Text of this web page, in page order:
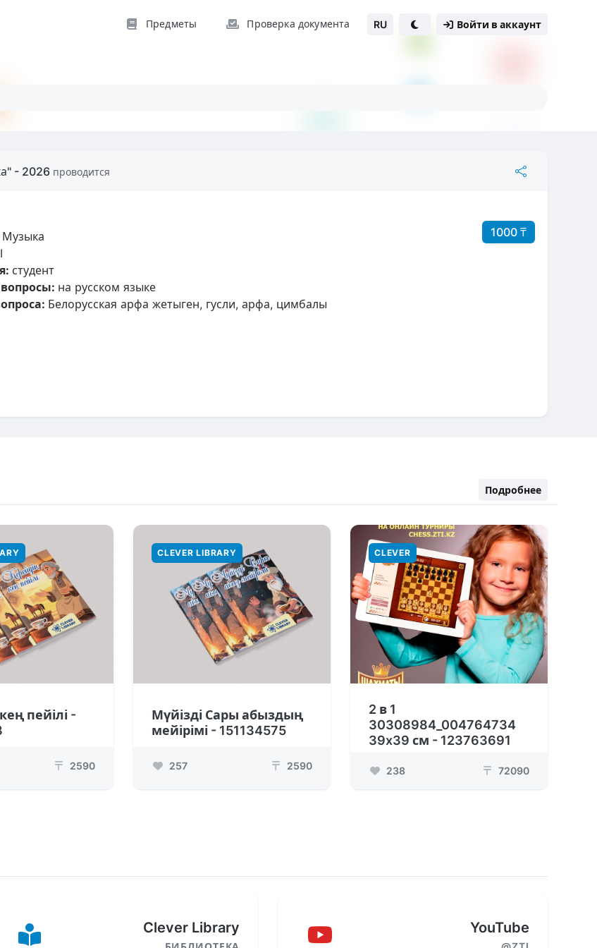
Предметы Проверка документа RU Войти в аккаунт
- 2026 проводится
1000 ₸
Музыка
I
студент
на русском языке
Белорусская арфа жетыген, гусли, арфа, цимбалы
Подробнее
пейілі -
₸ 2590
CLEVER LIBRARY
Мүйізді Сары абыздың
мейірімі - 151134575
257 ₸ 2590
CLEVER
2 в 1
30308984_004764734
39x39 см - 123763691
238 ₸ 72090
Clever Library YouTube